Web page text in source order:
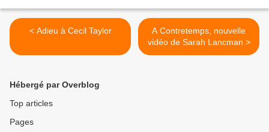
< Adieu à Cecil Taylor
A Contretemps, nouvelle
vidéo de Sarah Lancman >
Hébergé par Overblog
Top articles
Pages